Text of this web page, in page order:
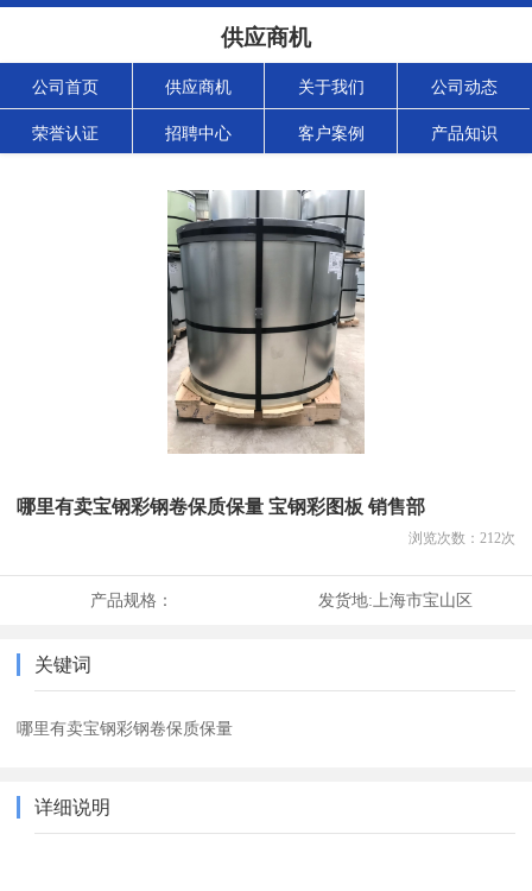
供应商机
公司首页 供应商机 关于我们 公司动态
荣誉认证 招聘中心 客户案例 产品知识
哪里有卖宝钢彩钢卷保质保量 宝钢彩图板 销售部
浏览次数： 212次
产品规格： 发货地: 上海市宝山区
关键词
哪里有卖宝钢彩钢卷保质保量
详细说明